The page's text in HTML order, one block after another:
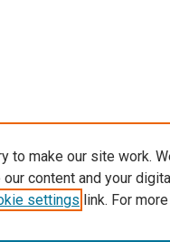
to make our site work.
content and your
settings link. For